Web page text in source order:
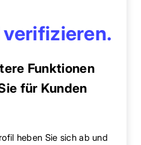
Funktionen
für Kunden
heben Sie sich ab und